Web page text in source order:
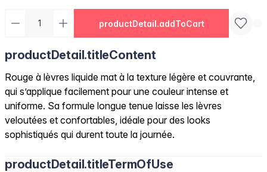
productDetail.addToCart
productDetail.titleContent
Rouge à lèvres liquide mat à la texture légère et couvrante,
qui s’applique facilement pour une couleur intense et
uniforme. Sa formule longue tenue laisse les lèvres
veloutées et confortables, idéale pour des looks
sophistiqués qui durent toute la journée.
productDetail.titleTermOfUse